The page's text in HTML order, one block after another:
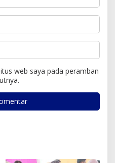
web saya pada peramban